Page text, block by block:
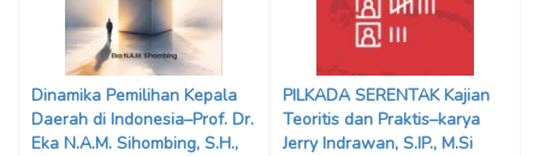
Dinamika Pemilihan Kepala
Daerah di Indonesia–Prof. Dr.
Eka N.A.M. Sihombing, S.H.,
PILKADA SERENTAK Kajian
Teoritis dan Praktis–karya
Jerry Indrawan, S.IP., M.Si